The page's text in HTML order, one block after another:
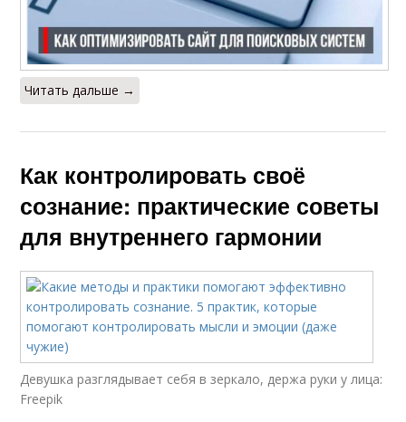
Читать дальше →
Как контролировать своё
сознание: практические советы
для внутреннего гармонии
Девушка разглядывает себя в зеркало, держа руки у лица:
Freepik